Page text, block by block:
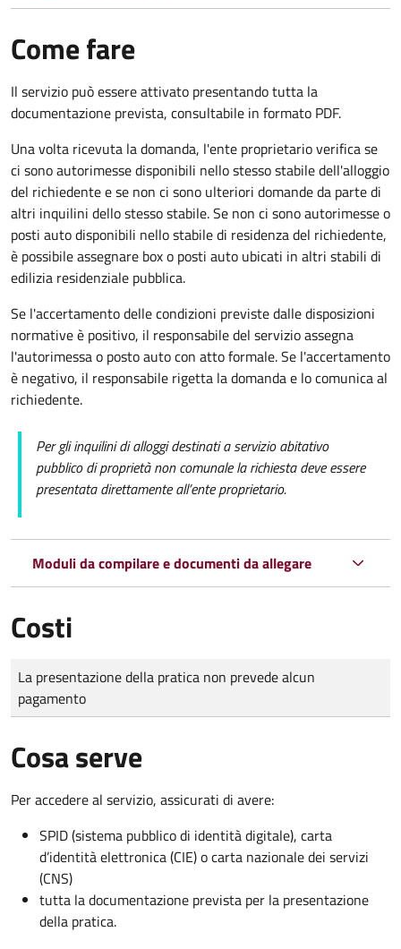
Come fare
Il servizio può essere attivato presentando tutta la
documentazione prevista, consultabile in formato PDF.
Una volta ricevuta la domanda, l'ente proprietario verifica se
ci sono autorimesse disponibili nello stesso stabile dell'alloggio
del richiedente e se non ci sono ulteriori domande da parte di
altri inquilini dello stesso stabile.Se non ci sono autorimesse o
posti auto disponibili nello stabile di residenza del richiedente,
è possibile assegnare box o posti auto ubicati in altri stabili di
edilizia residenziale pubblica.
Se l'accertamento delle condizioni previste dalle disposizioni
normative è positivo, il responsabile del servizio assegna
l'autorimessa o posto auto con atto formale. Se l'accertamento
è negativo, il responsabile rigetta la domanda e lo comunica al
richiedente.
Per gli inquilini di alloggi destinati a servizio abitativo
pubblico di proprietà non comunale la richiesta deve essere
presentata direttamente all’ente proprietario.
Moduli da compilare e documenti da allegare
Costi
Tipo di pagamento
Importo
La presentazione della pratica non prevede alcun
pagamento
Cosa serve
Per accedere al servizio, assicurati di avere:
SPID (sistema pubblico di identità digitale), carta
d’identità elettronica (CIE) o carta nazionale dei servizi
(CNS)
tutta la documentazione prevista per la presentazione
della pratica.